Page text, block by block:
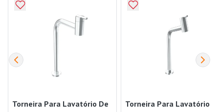
Torneira Para Lavatório De
Torneira Para Lavatório